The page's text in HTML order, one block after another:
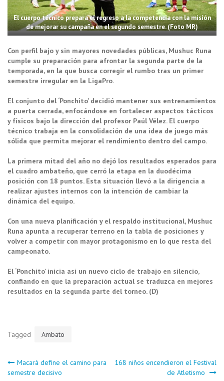
El cuerpo técnico prepara el regreso a la competencia con la misión
de mejorar su campaña en el segundo semestre. (Foto MR)
Con perfil bajo y sin mayores novedades públicas, Mushuc Runa
cumple su preparación para afrontar la segunda parte de la
temporada, en la que busca corregir el rumbo tras un primer
semestre irregular en la LigaPro.
El conjunto del ‘Ponchito’ decidió mantener sus entrenamientos
a puerta cerrada, enfocándose en fortalecer aspectos tácticos
y físicos bajo la dirección del profesor Paúl Vélez. El cuerpo
técnico trabaja en la consolidación de una idea de juego más
sólida que permita mejorar el rendimiento dentro del campo.
La primera mitad del año no dejó los resultados esperados para
el cuadro ambateño, que cerró la etapa en la duodécima
posición con 18 puntos. Esta situación llevó a la dirigencia a
realizar ajustes internos con la intención de cambiar la
dinámica del equipo.
Con una nueva planificación y el respaldo institucional, Mushuc
Runa apunta a recuperar terreno en la tabla de posiciones y
volver a competir con mayor protagonismo en lo que resta del
campeonato.
El ‘Ponchito’ inicia así un nuevo ciclo de trabajo en silencio,
confiando en que la preparación actual se traduzca en mejores
resultados en la segunda parte del torneo. (D)
Tagged Ambato
Navegación
Macará define el camino para
semestre decisivo
168 niños encendieron el Festival
de Atletismo